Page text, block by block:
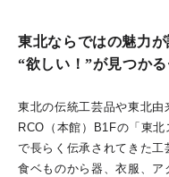
東北ならではの魅力
“欲しい！”が見つか
東北の伝統工芸品や東北
RCO（本館）B1Fの「東
で長らく伝承されてきた
食ベものから器、衣服、ア